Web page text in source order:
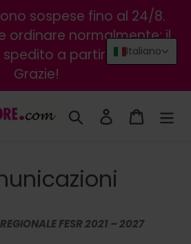
sospese fino al 24/8.
ordinare normalmente: il
a partire dal 25/8.
Grazie!
Cerca Accedi Carrello
FESR 2021 – 2027
Italiano